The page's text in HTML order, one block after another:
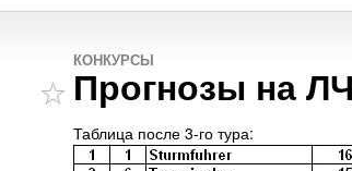
КОНКУРСЫ
Прогнозы на
Таблица после 3-го тура: